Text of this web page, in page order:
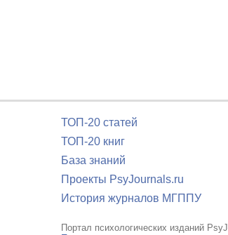
ТОП-20 статей
ТОП-20 книг
База знаний
Проекты PsyJournals.ru
История журналов МГППУ
Портал психологических изданий